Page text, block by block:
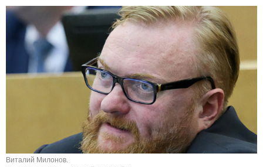
Виталий Милонов.